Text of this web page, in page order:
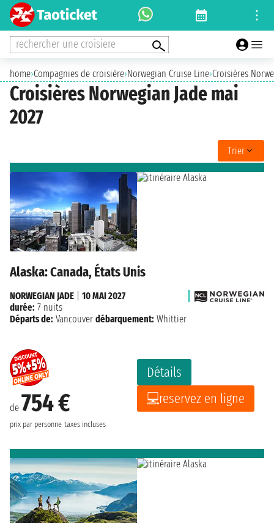
rechercher une croisiere
home›Compagnies de croisière›Norwegian Cruise Line›Croisières
Croisières Norwegian Jade mai
2027
Trier
Alaska: Canada, États Unis
de 754 €
prix par personne taxes incluses
Détails
reservez en ligne
NORWEGIAN JADE
10 MAI 2027
durée: 7 nuits
Départs de: Vancouver débarquement: Whittier